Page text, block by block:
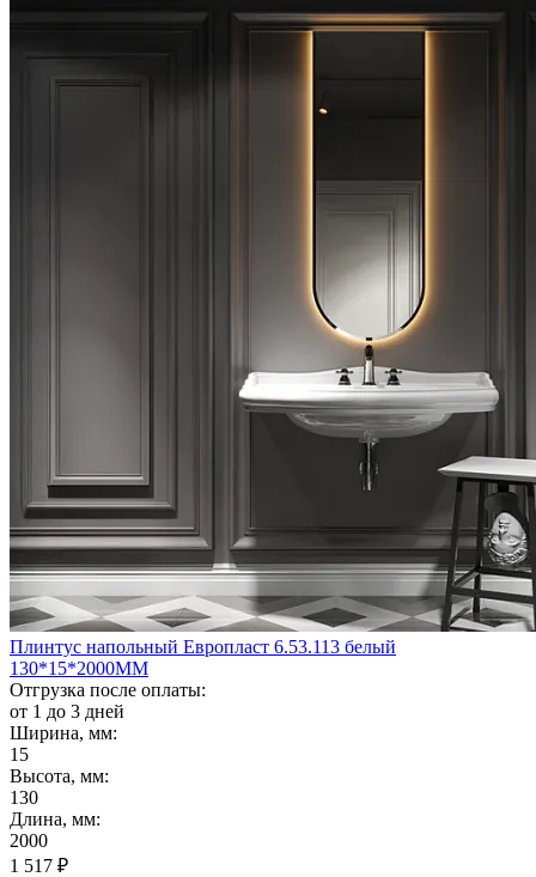
Плинтус напольный Европласт 6.53.113 белый
130*15*2000ММ
Отгрузка после оплаты:
от 1 до 3 дней
Ширина, мм:
15
Высота, мм:
130
Длина, мм:
2000
1 517 ₽